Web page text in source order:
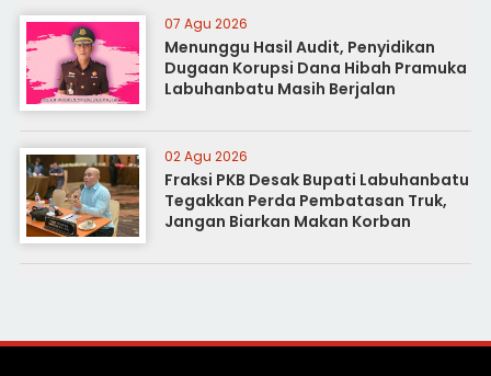
07 Agu 2026
Menunggu Hasil Audit, Penyidikan
Dugaan Korupsi Dana Hibah Pramuka
Labuhanbatu Masih Berjalan
02 Agu 2026
Fraksi PKB Desak Bupati Labuhanbatu
Tegakkan Perda Pembatasan Truk,
Jangan Biarkan Makan Korban